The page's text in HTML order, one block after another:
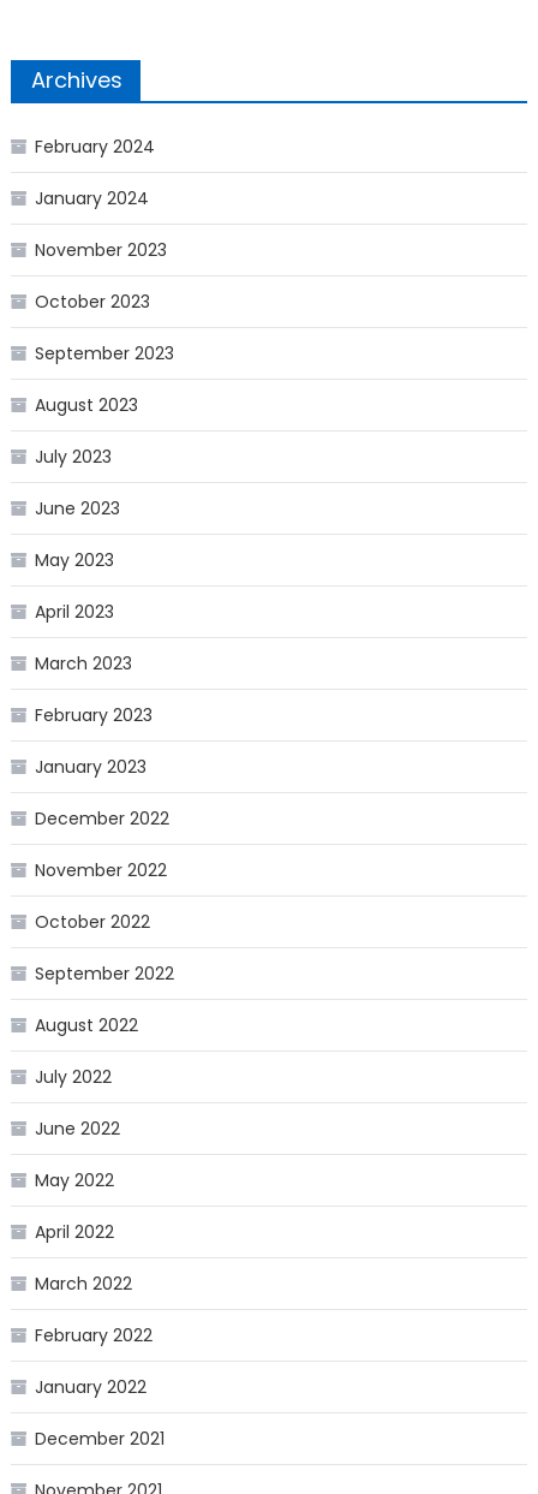
Archives
February 2024
January 2024
November 2023
October 2023
September 2023
August 2023
July 2023
June 2023
May 2023
April 2023
March 2023
February 2023
January 2023
December 2022
November 2022
October 2022
September 2022
August 2022
July 2022
June 2022
May 2022
April 2022
March 2022
February 2022
January 2022
December 2021